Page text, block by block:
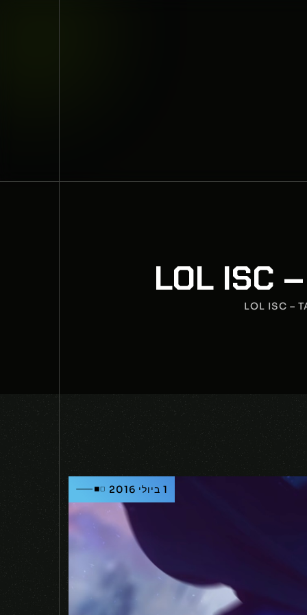
LOL ISC
LOL ISC –
1 ביולי 2016